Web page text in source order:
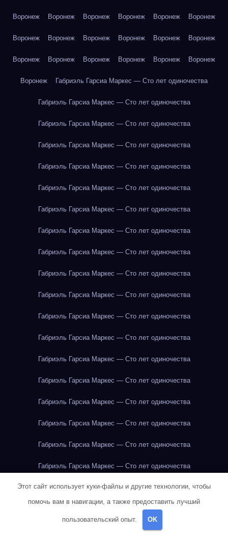
Воронеж Воронеж Воронеж Воронеж Воронеж Воронеж
Воронеж Воронеж Воронеж Воронеж Воронеж Воронеж
Воронеж Воронеж Воронеж Воронеж Воронеж Воронеж
Воронеж Габриэль Гарсиа Маркес — Сто лет одиночества
Габриэль Гарсиа Маркес — Сто лет одиночества
Габриэль Гарсиа Маркес — Сто лет одиночества
Габриэль Гарсиа Маркес — Сто лет одиночества
Габриэль Гарсиа Маркес — Сто лет одиночества
Габриэль Гарсиа Маркес — Сто лет одиночества
Габриэль Гарсиа Маркес — Сто лет одиночества
Габриэль Гарсиа Маркес — Сто лет одиночества
Габриэль Гарсиа Маркес — Сто лет одиночества
Габриэль Гарсиа Маркес — Сто лет одиночества
Габриэль Гарсиа Маркес — Сто лет одиночества
Габриэль Гарсиа Маркес — Сто лет одиночества
Габриэль Гарсиа Маркес — Сто лет одиночества
Габриэль Гарсиа Маркес — Сто лет одиночества
Габриэль Гарсиа Маркес — Сто лет одиночества
Габриэль Гарсиа Маркес — Сто лет одиночества
Габриэль Гарсиа Маркес — Сто лет одиночества
Габриэль Гарсиа Маркес — Сто лет одиночества
Габриэль Гарсиа Маркес — Сто лет одиночества
Габриэль Гарсиа Маркес — Сто лет одиночества
Габриэль Гарсиа Маркес — Сто лет одиночества
Габриэль Гарсиа Маркес — Сто лет одиночества
Этот сайт использует куки-файлы и другие технологии, чтобы
помочь вам в навигации, а также предоставить лучший
пользовательский опыт. OK